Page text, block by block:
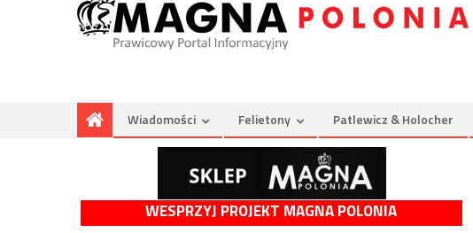
Wiadomości Felietony Patlewicz & Holocher
WESPRZYJ PROJEKT MAGNA POLONIA